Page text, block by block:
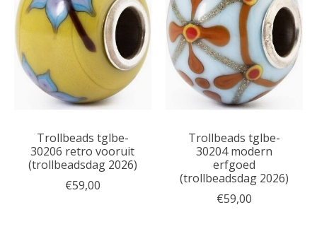
Trollbeads tglbe-
30206 retro vooruit
(trollbeadsdag 2026)
€59,00
Trollbeads tglbe-
30204 modern
erfgoed
(trollbeadsdag 2026)
€59,00